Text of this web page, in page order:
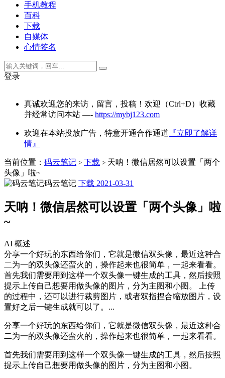
手机教程
百科
下载
自媒体
心情签名
登录
真诚欢迎您的来访，留言，投稿！欢迎（Ctrl+D）收藏
并经常访问本站 —- https://mybj123.com
欢迎在本站投放广告，特意开通合作通道 『立即了解详
情』
当前位置： 码云笔记 > 下载 > 天呐！微信居然可以设置「两个
头像」啦~
码云笔记 下载 2021-03-31
天呐！微信居然可以设置「两个头像」啦
~
AI 概述
分享一个好玩的东西给你们，它就是微信双头像，最近这种合
二为一的双头像还蛮火的，操作起来也很简单，一起来看看。
首先我们需要用到这样一个双头像一键生成的工具，然后按照
提示上传自己想要用做头像的图片，分为主图和小图。 上传
的过程中，还可以进行裁剪图片，或者双指捏合缩放图片，设
置好之后一键生成就可以了。...
分享一个好玩的东西给你们，它就是微信双头像，最近这种合
二为一的双头像还蛮火的，操作起来也很简单，一起来看看。
首先我们需要用到这样一个双头像一键生成的工具，然后按照
提示上传自己想要用做头像的图片，分为主图和小图。